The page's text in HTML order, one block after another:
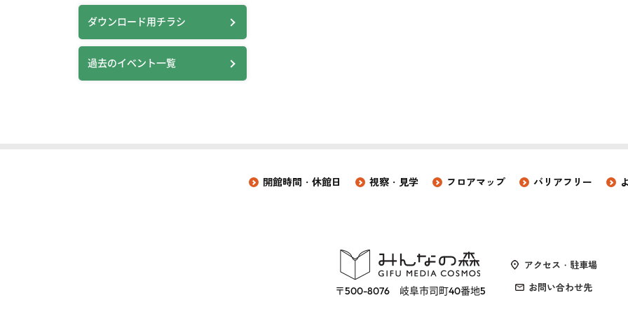
ダウンロード用チラシ
過去のイベント一覧
開館時間・休館日 視察・見学 フロアマップ バリアフリー
〒500-8076 岐阜市司町40番地5
アクセス・駐車場
お問い合わせ先